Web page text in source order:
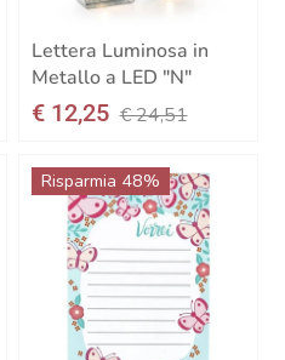
Lettera Luminosa in
Metallo a LED "N"
€ 12,25 € 24,51
Risparmia 48%